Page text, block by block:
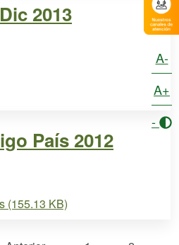
2013
País 2012
(155.13 KB)
A-
A+
-